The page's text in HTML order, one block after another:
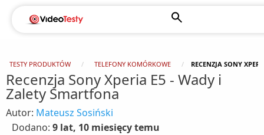
TESTY PRODUKTÓW TELEFONY KOMÓRKOWE RECENZJA SONY
Recenzja Sony Xperia E5 - Wady i
Zalety Smartfona
Autor: Mateusz Sosiński
Dodano: 9 lat, 10 miesięcy temu